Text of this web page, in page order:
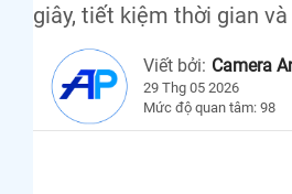
giây, tiết kiệm thời gian
Viết bởi: Camera
29 Thg 05 2026
Mức độ quan tâm: 98